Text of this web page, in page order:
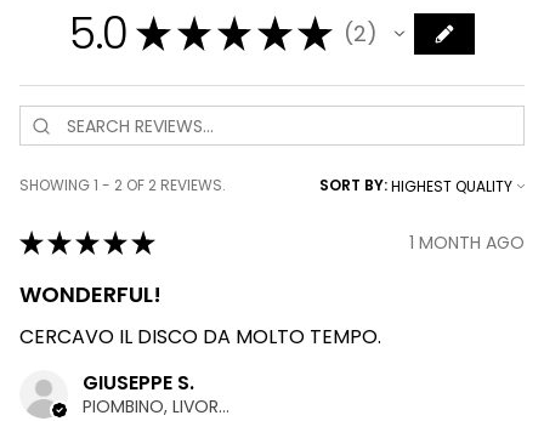
5.0 ★★★★★ 2
2
SHOWING 1 - 2 OF 2 REVIEWS. SORT BY:
★★★★★ 1 MONTH AGO
WONDERFUL!
CERCAVO IL DISCO DA MOLTO TEMPO.
GIUSEPPE S.
PIOMBINO, LIVORNO